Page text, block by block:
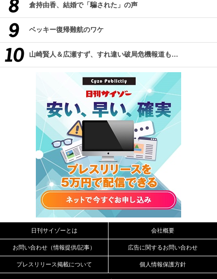
倉持由香、結婚で「騙された」の声
ベッキー復帰難航のワケ
山崎賢人＆広瀬すず、すれ違い破局危機報道も…
日刊サイゾーとは 会社概要
お問い合わせ（情報提供/記事） 広告に関するお問い合わせ
プレスリリース掲載について 個人情報保護方針